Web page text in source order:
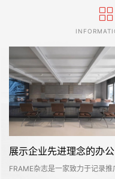
FRAME杂志是一家致力于记录推